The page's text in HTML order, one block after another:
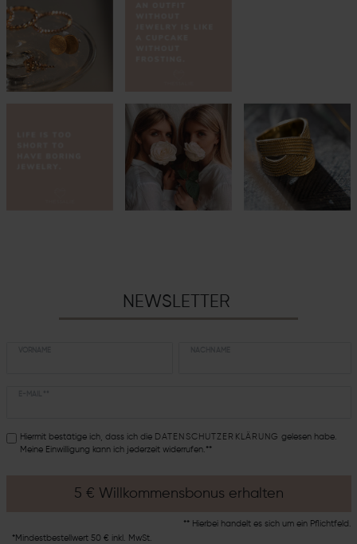
NEWSLETTER
Hiermit bestätige ich, dass ich die DATEN­SCHUTZ­ERKLÄRUNG gelesen habe.
Meine Einwilligung kann ich jederzeit widerrufen.**
5 € Willkommensbonus erhalten
** Hierbei handelt es sich um ein Pflichtfeld.
*Mindestbestellwert 50 € inkl. MwSt.